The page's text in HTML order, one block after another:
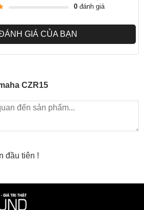
Prosound Việt Nam dòng tương tự với
suất
Nghiệm Âm Thanh Yamaha Việt Nam
0đánh giá
GIÁ CỦA BẠN
CZR15
đầu tiên !